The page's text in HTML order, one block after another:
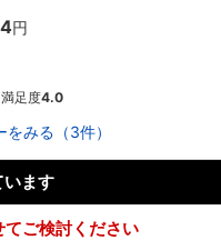
円
足度4.0
みる（3件）
います
ご検討ください